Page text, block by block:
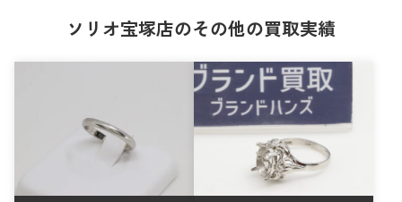
ソリオ宝塚店のその他の買取実績